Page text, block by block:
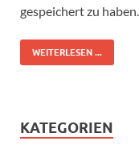
gespeichert zu haben.
WEITERLESEN ...
KATEGORIEN